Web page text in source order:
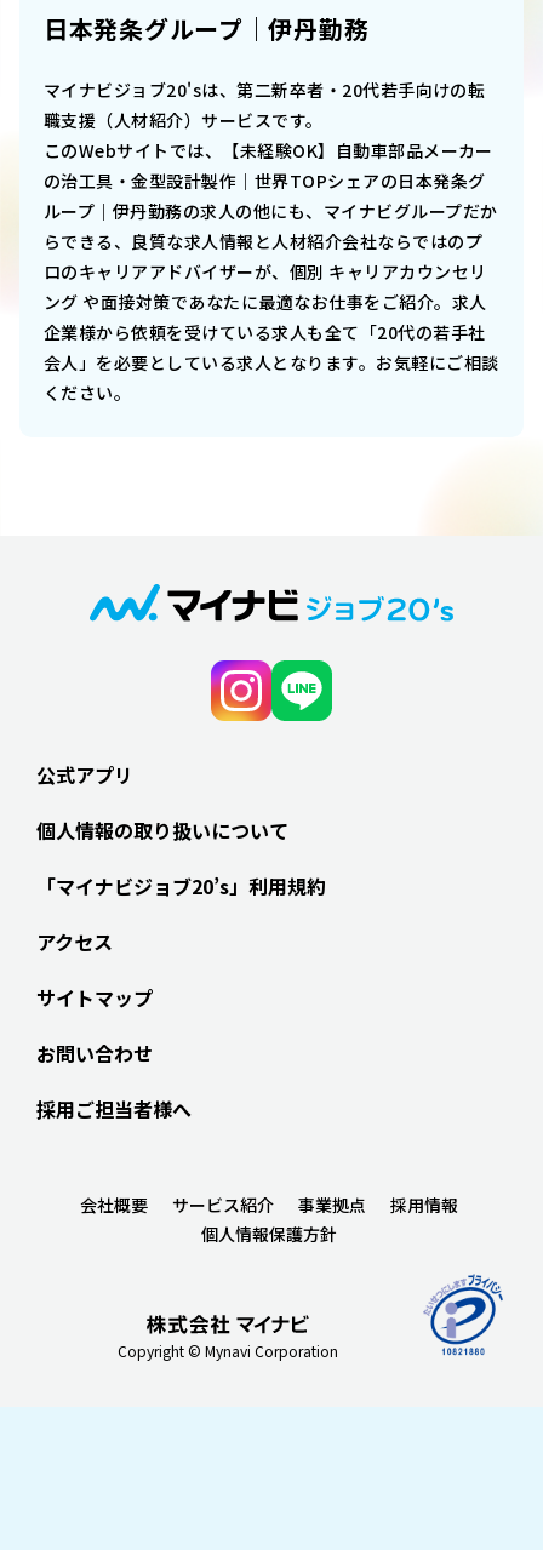
日本発条グループ｜伊丹勤務
マイナビジョブ20'sは、第二新卒者・20代若手向けの転
職支援（人材紹介）サービスです。
このWebサイトでは、
【未経験OK】自動車部品メーカー
の治工具・金型設計製作｜世界TOPシェアの日本発条グ
ループ｜伊丹勤務の求人の他にも、マイナビグループだか
らできる、良質な求人情報と人材紹介会社ならではのプ
ロのキャリアアドバイザーが、個別 キャリアカウンセリ
ング や面接対策であなたに最適なお仕事をご紹介。求人
企業様から依頼を受けている求人も全て「20代の若手社
会人」を必要としている求人となります。お気軽にご相談
ください。
公式アプリ
個人情報の取り扱いについて
「マイナビジョブ20’s」利用規約
アクセス
サイトマップ
お問い合わせ
採用ご担当者様へ
Copyright © Mynavi Corporation
会社概要 サービス紹介 事業拠点
採用情報
個人情報保護方針